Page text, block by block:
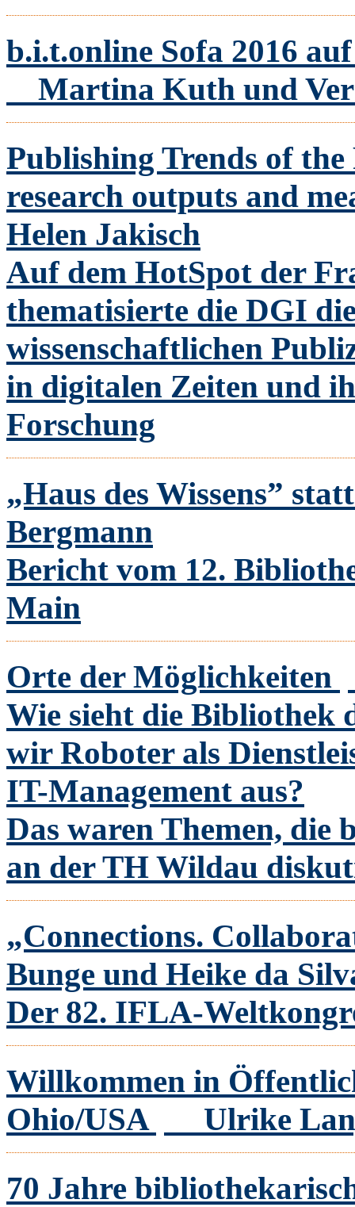
b.i.t.online Sofa 2016
Martina Kuth und
Publishing Trends of the
research outputs and
Helen Jakisch
Auf dem HotSpot der
thematisierte die DGI
wissenschaftlichen
in digitalen Zeiten und
Forschung
„Haus des Wissens”
Bergmann
Bericht vom 12.
Main
Orte der Möglichkeiten
Wie sieht die Bibliothek
wir Roboter als
IT-Management aus?
Das waren Themen, die
an der TH Wildau
„Connections.
Bunge und Heike da
Der 82. IFLA-
Willkommen in
Ohio/USA
Ulrike
70 Jahre